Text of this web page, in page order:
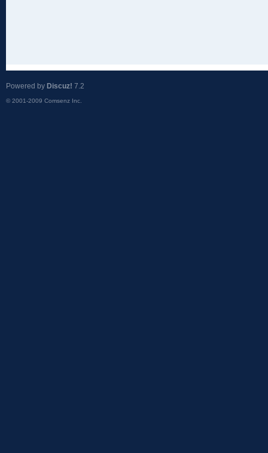
Powered by Discuz! 7.2
© 2001-2009 Comsenz Inc.